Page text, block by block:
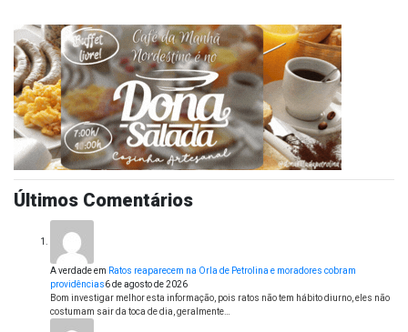
Últimos Comentários
A verdadeem Ratos reaparecem na Orla de Petrolina e moradores cobram
providências6 de agosto de 2026
Bom investigar melhor esta informação, pois ratos não tem hábito diurno, eles não
costumam sair da toca de dia, geralmente…